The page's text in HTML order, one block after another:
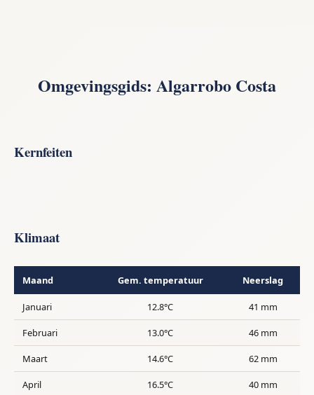
Omgevingsgids: Algarrobo Costa
Kernfeiten
Klimaat
Maand Gem. temperatuur Neerslag
Januari 12.8°C 41 mm
Februari 13.0°C 46 mm
Maart 14.6°C 62 mm
April 16.5°C 40 mm